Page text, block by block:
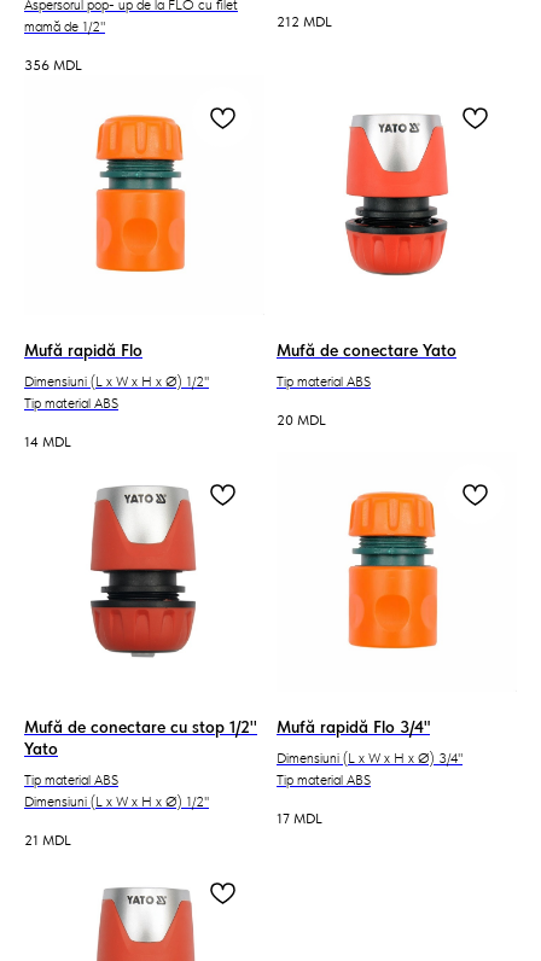
Aspersorul pop- up de la FLO cu filet
mamă de 1/2"
356 MDL
212 MDL
Mufă rapidă Flo
Dimensiuni (L x W x H x Ø) 1/2''
Tip material ABS
14 MDL
Mufă de conectare Yato
Tip material ABS
20 MDL
Mufă de conectare cu stop 1/2''
Yato
Tip material ABS
Dimensiuni (L x W x H x Ø) 1/2''
21 MDL
Mufă rapidă Flo 3/4"
Dimensiuni (L x W x H x Ø) 3/4"
Tip material ABS
17 MDL